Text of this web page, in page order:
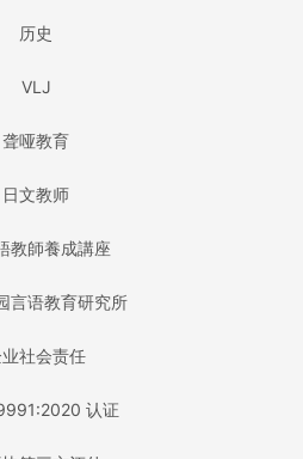
历史
VLJ
聋哑教育
日文教师
教師養成講座
言语教育研究所
社会责任
认证